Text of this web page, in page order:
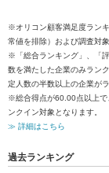
※オリコン顧客満足度ラン
常値を排除）および調査対
※「総合ランキング」、「
数を満たした企業のみラン
定人数の半数以上の企業が
※総合得点が60.00点以上で
ンクイン対象となります。
≫ 詳細はこちら
過去ランキング